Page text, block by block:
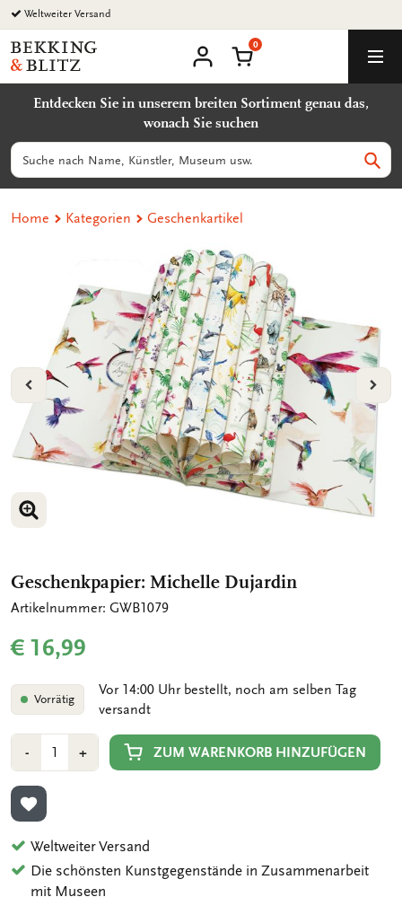
Zurück
zum
Inhalt
Weltweiter Versand
Bekking
&
Uitgevers
Warenkorb
0
Entdecken Sie in unserem breiten Sortiment genau das,
wonach Sie suchen
Suchen
Home Kategorien Geschenkartikel
VORIGE
BILD VERGRÖSSERN
BILD VERGRÖSSERN
BILD VERGRÖSSERN
BILD VERGRÖSSERN
Geschenkpapier: Michelle Dujardin
Artikelnummer: GWB1079
€ 16,99
Vorrätig
Vor 14:00 Uhr bestellt, noch am selben Tag
versandt
-Min
1
Anzahl
+Plus
1
ZUM WARENKORB HINZUFÜGEN
ZUR WUNSCHLISTE HINZUFÜGEN
Weltweiter Versand
Die schönsten Kunstgegenstände in Zusammenarbeit
mit Museen